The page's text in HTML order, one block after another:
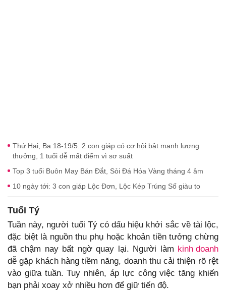
Thứ Hai, Ba 18-19/5: 2 con giáp có cơ hội bật mạnh lương
thưởng, 1 tuổi dễ mất điểm vì sơ suất
Top 3 tuổi Buôn May Bán Đắt, Sỏi Đá Hóa Vàng tháng 4 âm
10 ngày tới: 3 con giáp Lộc Đơn, Lộc Kép Trúng Số giàu to
Tuổi Tý
Tuần này, người tuổi Tý có dấu hiệu khởi sắc về tài lộc,
đặc biệt là nguồn thu phụ hoặc khoản tiền tưởng chừng
đã chậm nay bất ngờ quay lại. Người làm kinh doanh
dễ gặp khách hàng tiềm năng, doanh thu cải thiện rõ rệt
vào giữa tuần. Tuy nhiên, áp lực công việc tăng khiến
bạn phải xoay xở nhiều hơn để giữ tiến độ.